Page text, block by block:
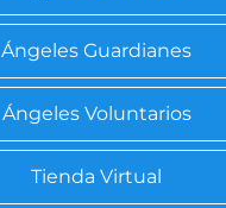
Ángeles Guardianes
Ángeles Voluntarios
Tienda Virtual